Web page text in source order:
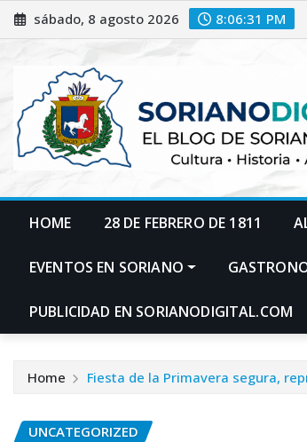
Skip
to
sábado, 8 agosto 2026 8:06:32 PM
HOME 28 DE FEBRERO DE 1811
EVENTOS EN SORIANO
PUBLICIDAD EN SORIANODIGITAL.COM
Home Fiesta de la Primavera segura,
UNCATEGORIZED